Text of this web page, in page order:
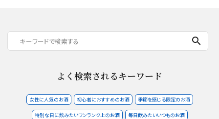
search
よく検索されるキーワード
女性に人気のお酒 初心者におすすめのお酒 季節を感じる限定のお酒
特別な日に飲みたいワンランク上のお酒 毎日飲みたいいつものお酒